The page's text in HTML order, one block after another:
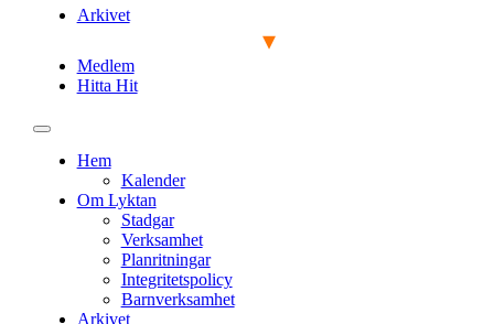
Arkivet
Medlem
Hitta Hit
Hem
Kalender
Om Lyktan
Stadgar
Verksamhet
Planritningar
Integritetspolicy
Barnverksamhet
Arkivet